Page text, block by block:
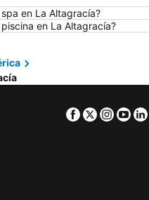
en Ibarra
en Chicago
en Galápagos
en San Cristóbal
Hoteles en Puerto Rico
en La Altagracía?
en La Altagracía?
Facebook
Twitter